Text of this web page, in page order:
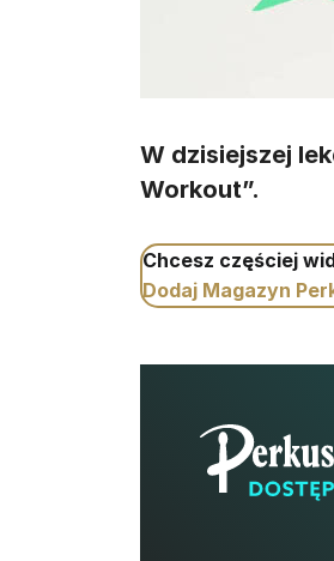
W dzisiejszej
Workout”.
Chcesz częściej
Dodaj Magazyn